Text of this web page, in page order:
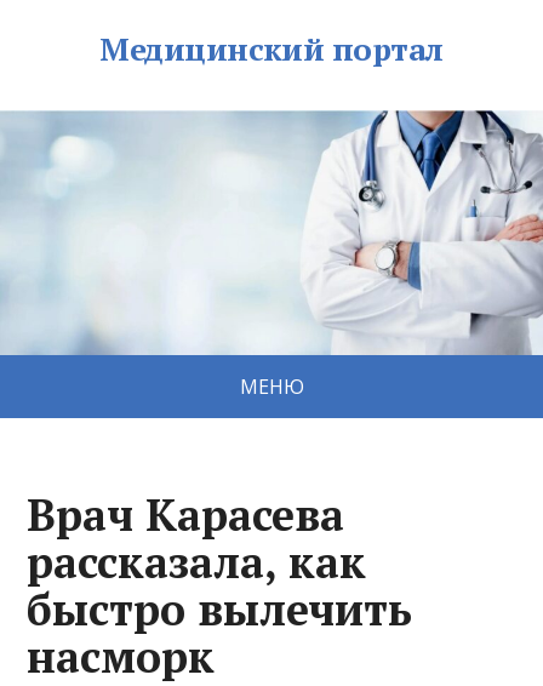
Медицинский портал
МЕНЮ
Врач Карасева
рассказала, как
быстро вылечить
насморк